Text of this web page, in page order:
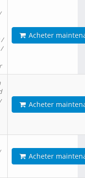
/
Acheter
Acheter
Acheter